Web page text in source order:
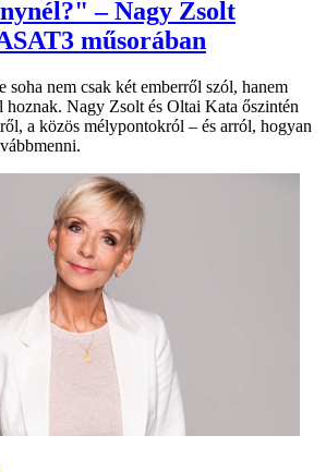
– Nagy Zsolt
műsorában
soha nem csak két emberről szól, hanem
hoznak. Nagy Zsolt és Oltai Kata őszintén
a közös mélypontokról – és arról, hogyan